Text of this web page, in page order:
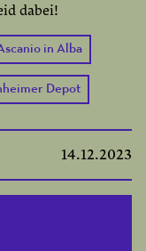
dabei!
in Alba
Depot
14.12.2023